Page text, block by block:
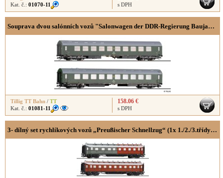
Kat. č.: 01070-11 s DPH
Souprava dvou salónních vozů "Salonwagen der DDR-Regierung Baujahr 1966"
Tillig TT Bahn / TT
Kat. č.: 01081-11
158.06 €
s DPH
3- dílný set rychlíkových vozů „Preußischer Schnellzug“ (1x 1./2./3.třídy 1x 3.třídy a 1x jídelní vůz)